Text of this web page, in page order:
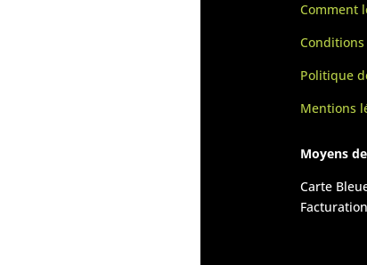
Comment
Politique
Mentions
Moyens
Carte